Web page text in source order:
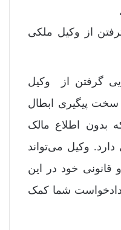
از وکیل ملکی
گرفتن از وکیل
سخت پیگیری ابطال
بدون اطلاع مالک
وکیل می‌تواند
خود در این
دادخواست شما کمک